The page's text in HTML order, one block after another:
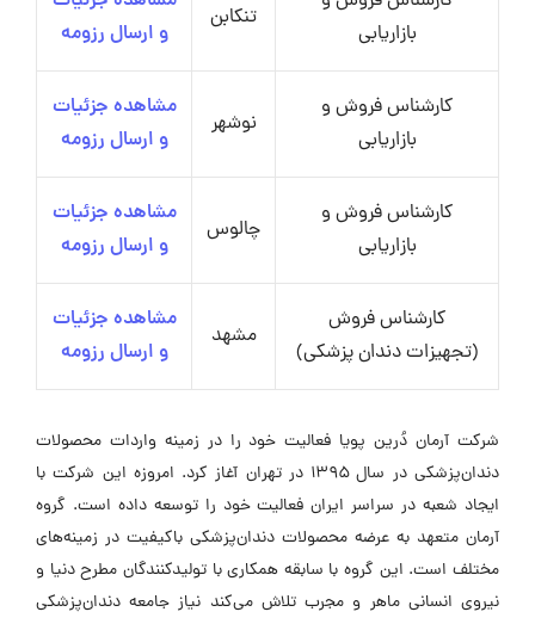
بازاریابی
تنکابن
و ارسال رزومه
کارشناس فروش و
بازاریابی
نوشهر
مشاهده جزئیات
و ارسال رزومه
کارشناس فروش و
بازاریابی
چالوس
مشاهده جزئیات
و ارسال رزومه
کارشناس فروش
(تجهیزات دندان پزشکی)
مشهد
مشاهده جزئیات
و ارسال رزومه
شرکت آرمان دُرین پویا فعالیت خود را در زمینه واردات محصولات
دندان‌پزشکی در سال ۱۳۹۵ در تهران آغاز کرد. امروزه این شرکت با
ایجاد شعبه در سراسر ایران فعالیت خود را توسعه داده است. گروه
آرمان متعهد به عرضه محصولات دندان‌پزشکی باکیفیت در زمینه‌های
مختلف است. این گروه با سابقه همکاری با تولیدکنندگان مطرح دنیا و
نیروی انسانی ماهر و مجرب تلاش می‌کند نیاز جامعه دندان‌پزشکی